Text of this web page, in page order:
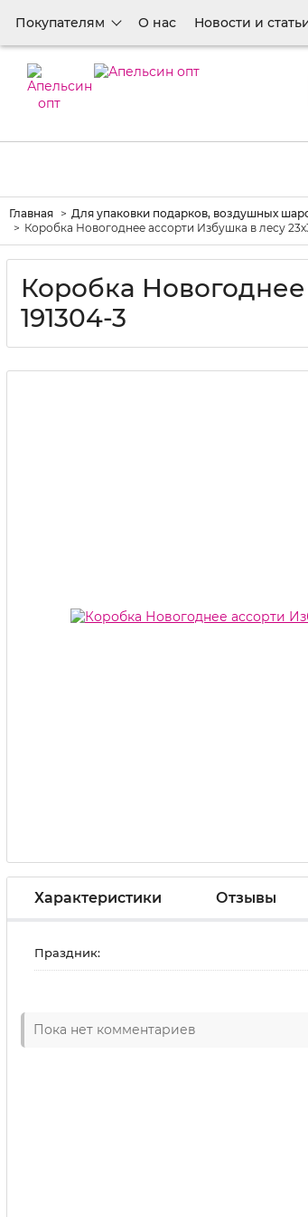
Покупателям О нас Новости и
Главная Для упаковки подарков, воздушных
Коробка Новогоднее ассорти Избушка в лесу
Коробка
191304-3
Характеристики Отзывы
Праздник:
Пока нет комментариев